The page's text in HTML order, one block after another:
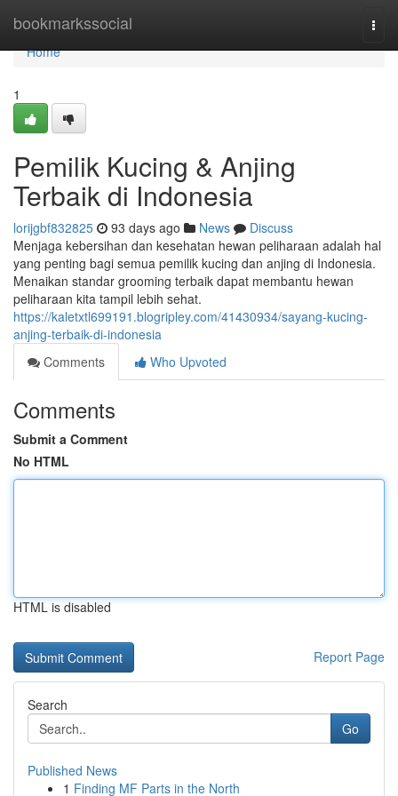
bookmarkssocial
Home
Home
1
Pemilik Kucing & Anjing
Terbaik di Indonesia
lorijgbf832825 93 days ago News
Discuss
Menjaga kebersihan dan kesehatan hewan peliharaan adalah hal
yang penting bagi semua pemilik kucing dan anjing di Indonesia.
Menaikan standar grooming terbaik dapat membantu hewan
peliharaan kita tampil lebih sehat.
https://kaletxtl699191.blogripley.com/41430934/sayang-kucing-
anjing-terbaik-di-indonesia
Comments
Who Upvoted
Comments
Submit a Comment
No HTML
HTML is disabled
Report Page
Search
Go
Published News
1 Finding MF Parts in the North